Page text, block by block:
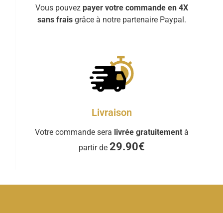
Vous pouvez payer votre commande en 4X
sans frais grâce à notre partenaire Paypal.
Livraison
Votre commande sera livrée gratuitement à
partir de 29.90€